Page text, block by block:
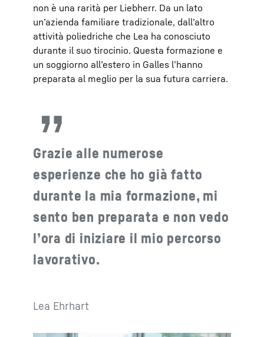
non è una rarità per Liebherr. Da un lato
un’azienda familiare tradizionale, dall’altro
attività poliedriche che Lea ha conosciuto
durante il suo tirocinio. Questa formazione e
un soggiorno all’estero in Galles l’hanno
preparata al meglio per la sua futura carriera.
Grazie alle numerose
esperienze che ho già fatto
durante la mia formazione, mi
sento ben preparata e non vedo
l’ora di iniziare il mio percorso
lavorativo.
Lea Ehrhart